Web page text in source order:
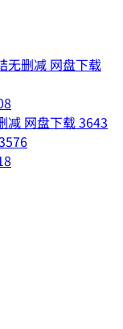
无删减 网盘下载
减 网盘下载3643